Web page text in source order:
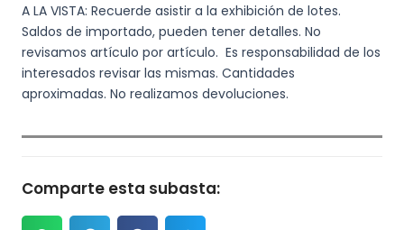
A LA VISTA: Recuerde asistir a la exhibición de lotes.
Saldos de importado, pueden tener detalles. No
revisamos artículo por artículo. Es responsabilidad de los
interesados revisar las mismas. Cantidades
aproximadas. No realizamos devoluciones.
Comparte esta subasta: